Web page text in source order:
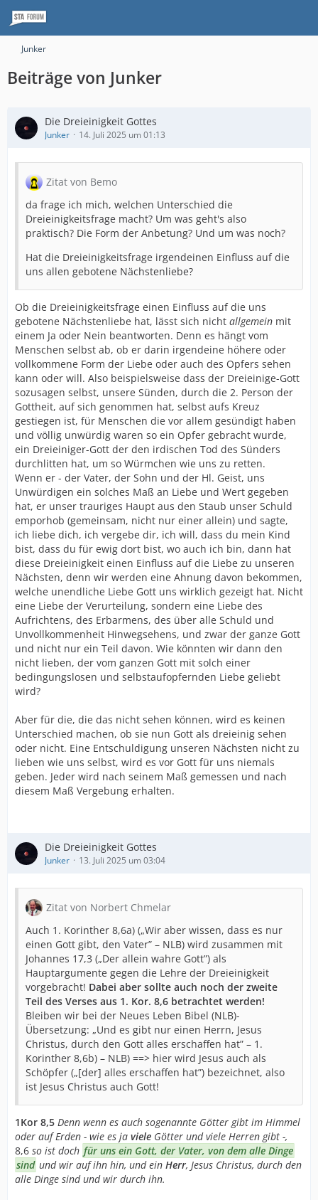
Junker
Beiträge von Junker
Die Dreieinigkeit Gottes
Junker 14. Juli 2025 um 01:13
Zitat von Bemo
da frage ich mich, welchen Unterschied die
Dreieinigkeitsfrage macht? Um was geht's also
praktisch? Die Form der Anbetung? Und um was noch?
Hat die Dreieinigkeitsfrage irgendeinen Einfluss auf die
uns allen gebotene Nächstenliebe?
Ob die Dreieinigkeitsfrage einen Einfluss auf die uns
gebotene Nächstenliebe hat, lässt sich nicht allgemein mit
einem Ja oder Nein beantworten. Denn es hängt vom
Menschen selbst ab, ob er darin irgendeine höhere oder
vollkommene Form der Liebe oder auch des Opfers sehen
kann oder will. Also beispielsweise dass der Dreieinige-Gott
sozusagen selbst, unsere Sünden, durch die 2. Person der
Gottheit, auf sich genommen hat, selbst aufs Kreuz
gestiegen ist, für Menschen die vor allem gesündigt haben
und völlig unwürdig waren so ein Opfer gebracht wurde,
ein Dreieiniger-Gott der den irdischen Tod des Sünders
durchlitten hat, um so Würmchen wie uns zu retten.
Wenn er - der Vater, der Sohn und der Hl. Geist, uns
Unwürdigen ein solches Maß an Liebe und Wert gegeben
hat, er unser trauriges Haupt aus den Staub unser Schuld
emporhob (gemeinsam, nicht nur einer allein) und sagte,
ich liebe dich, ich vergebe dir, ich will, dass du mein Kind
bist, dass du für ewig dort bist, wo auch ich bin, dann hat
diese Dreieinigkeit einen Einfluss auf die Liebe zu unseren
Nächsten, denn wir werden eine Ahnung davon bekommen,
welche unendliche Liebe Gott uns wirklich gezeigt hat. Nicht
eine Liebe der Verurteilung, sondern eine Liebe des
Aufrichtens, des Erbarmens, des über alle Schuld und
Unvollkommenheit Hinwegsehens, und zwar der ganze Gott
und nicht nur ein Teil davon. Wie könnten wir dann den
nicht lieben, der vom ganzen Gott mit solch einer
bedingungslosen und selbstaufopfernden Liebe geliebt
wird?
Aber für die, die das nicht sehen können, wird es keinen
Unterschied machen, ob sie nun Gott als dreieinig sehen
oder nicht. Eine Entschuldigung unseren Nächsten nicht zu
lieben wie uns selbst, wird es vor Gott für uns niemals
geben. Jeder wird nach seinem Maß gemessen und nach
diesem Maß Vergebung erhalten.
Die Dreieinigkeit Gottes
Junker 13. Juli 2025 um 03:04
Zitat von Norbert Chmelar
Auch 1. Korinther 8,6a) („Wir aber wissen, dass es nur
einen Gott gibt, den Vater” – NLB) wird zusammen mit
Johannes 17,3 („Der allein wahre Gott”) als
Hauptargumente gegen die Lehre der Dreieinigkeit
vorgebracht! Dabei aber sollte auch noch der zweite
Teil des Verses aus 1. Kor. 8,6 betrachtet werden!
Bleiben wir bei der Neues Leben Bibel (NLB)-
Übersetzung: „Und es gibt nur einen Herrn, Jesus
Christus, durch den Gott alles erschaffen hat” – 1.
Korinther 8,6b) – NLB) ==> hier wird Jesus auch als
Schöpfer („[der] alles erschaffen hat”) bezeichnet, also
ist Jesus Christus auch Gott!
1Kor 8,5 Denn wenn es auch sogenannte Götter gibt im Himmel
oder auf Erden - wie es ja viele Götter und viele Herren gibt -,
8,6 so ist doch für uns ein Gott, der Vater, von dem alle Dinge
sind und wir auf ihn hin, und einHerr, Jesus Christus, durch den
alle Dinge sind und wir durch ihn.